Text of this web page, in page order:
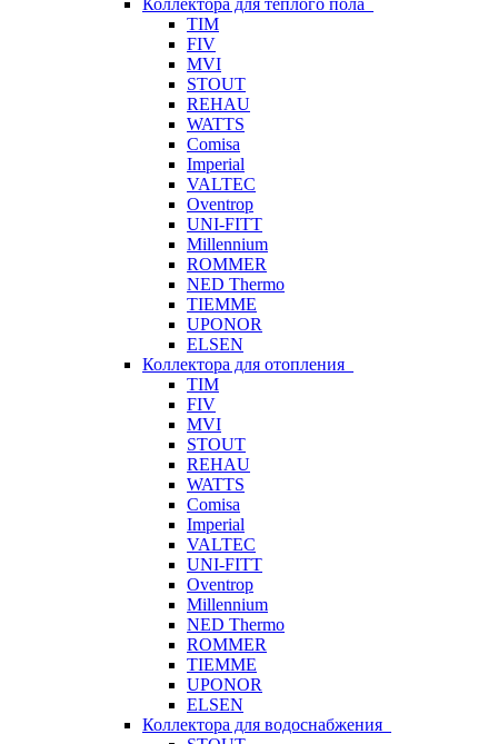
Коллектора для теплого пола
TIM
FIV
MVI
STOUT
REHAU
WATTS
Comisa
Imperial
VALTEC
Oventrop
UNI-FITT
Millennium
ROMMER
NED Thermo
TIEMME
UPONOR
ELSEN
Коллектора для отопления
TIM
FIV
MVI
STOUT
REHAU
WATTS
Comisa
Imperial
VALTEC
UNI-FITT
Oventrop
Millennium
NED Thermo
ROMMER
TIEMME
UPONOR
ELSEN
Коллектора для водоснабжения